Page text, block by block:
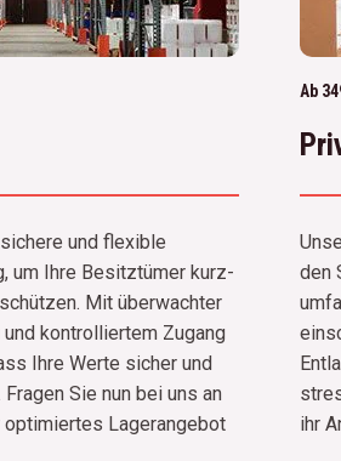
und flexible
um Ihre Besitztümer kurz-
Mit überwachter
kontrolliertem Zugang
Ihre Werte sicher und
Sie nun bei uns an
optimiertes Lagerangebot
Ab
den
ihr